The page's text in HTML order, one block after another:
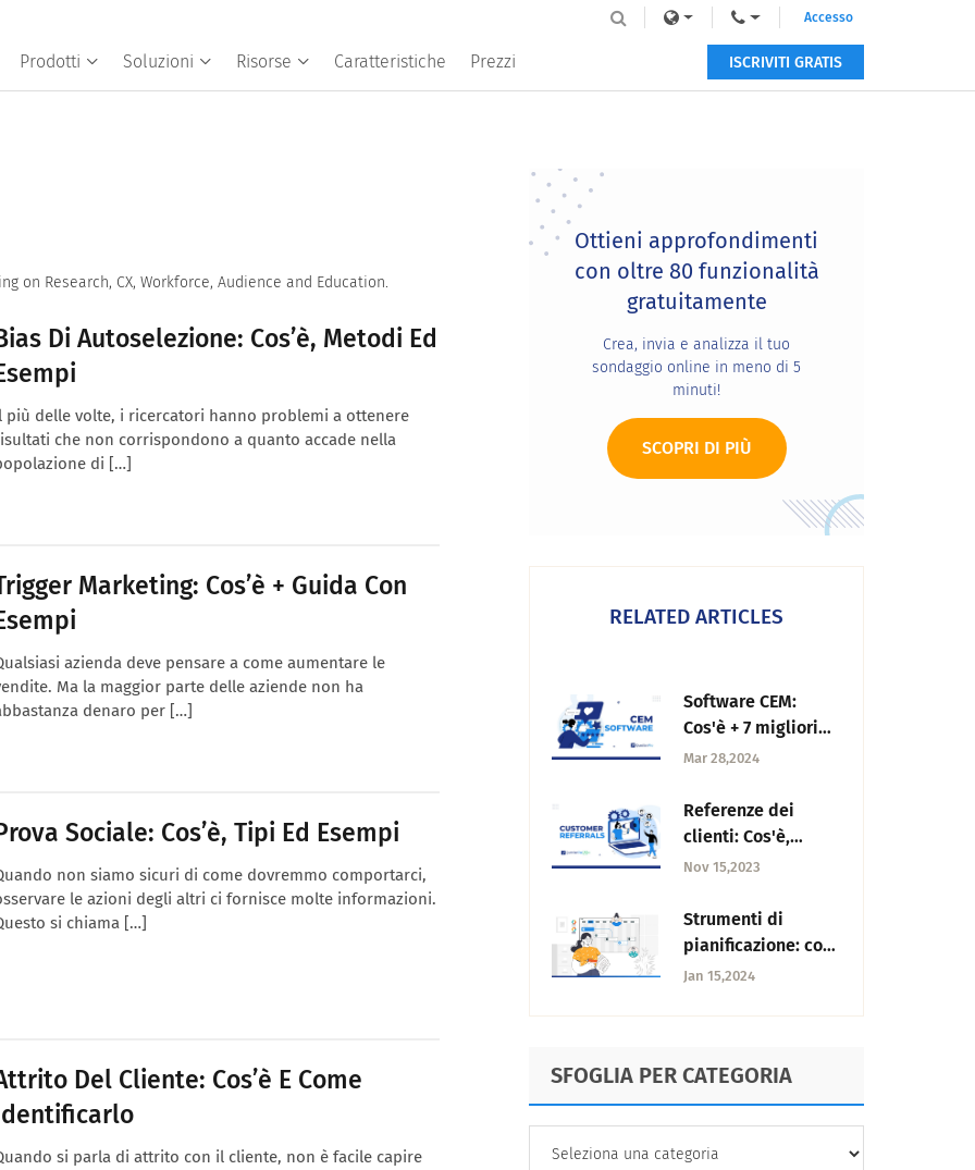
Prodotti Soluzioni Risorse Caratteristiche Prezzi
Accesso
ISCRIVITI GRATIS
on Research, CX, Workforce, Audience and Education.
Di Autoselezione: Cos’è, Metodi Ed
più delle volte, i ricercatori hanno problemi a ottenere
che non corrispondono a quanto accade nella
di […]
Marketing: Cos’è + Guida Con
azienda deve pensare a come aumentare le
Ma la maggior parte delle aziende non ha
denaro per […]
Sociale: Cos’è, Tipi Ed Esempi
non siamo sicuri di come dovremmo comportarci,
le azioni degli altri ci fornisce molte informazioni.
si chiama […]
Del Cliente: Cos’è E Come
si parla di attrito con il cliente, non è facile capire
Primary
Sidebar
Ottieni approfondimenti
con oltre 80 funzionalità
gratuitamente
Crea, invia e analizza il tuo
sondaggio online in meno di 5
minuti!
SCOPRI DI PIÙ
RELATED ARTICLES
Software CEM:
Cos'è + 7 migliori
opzioni nel 2025
Mar 28,2024
Referenze dei
clienti: Cos'è,
l'importanza e
Nov 15,2023
Strumenti di
pianificazione: cosa
sono e quali sono
Jan 15,2024
SFOGLIA PER CATEGORIA
PER